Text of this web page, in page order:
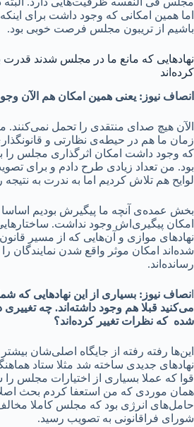
اما همین امکانی که وجود داشت برای
باشیم از تریبون مجلس فرصت خوبی بود.
نهادهایی که مانع ما در مجلس شدند قدرت
کرده‌اند
انصاف نیوز: یعنی همین امکان هم الآن
الآن هیچ صدای منتقدی را تحمل نمی‌کنند.
زمان ما هم در حیطه‌ی نظارتی و
که وجود داشت امکان اثرگذاری مجلس را
بود. من تعداد زیادی طرح دادم و برای
لوایح هم تلاش کردیم اما به ندرت به نتیجه
بخش عمده‌ی آنچه ما پیگیرش بودیم
امکان پیگیری‌اش وجود نداشت.
نهادهای موازی و آن‌هایی که از مسیر
شده‌اند امکان موثر واقع شدن نمایندگان
رسانده‌اند.
نصاف نیوز: بسیاری از
این نهادهایی که
می‌کنید قبلا هم وجود داشته‌اند. چه
شده که نظرات تغییر کرده‌اند؟
این‌ها رفته رفته از جایگاه اصلی‌شان
نهادهای جدیدی ساخته شد مثلا ستاد
قوا که عملا بسیاری از اختیارات مجلس را
همان موردی که من استعفا کردم بحث
حامل‌های انرژی بود که مجلس کاملا مخالف
شورای فراقانونی به تصویب رسید.